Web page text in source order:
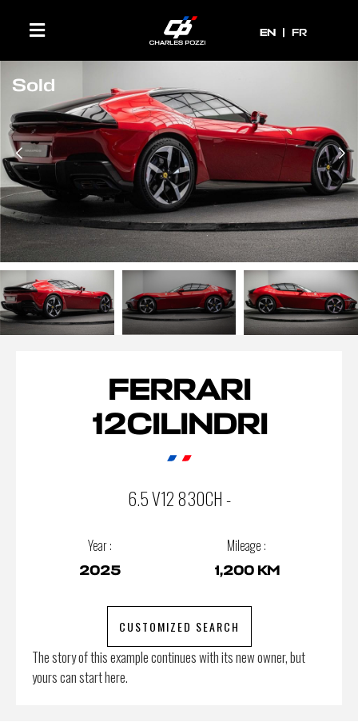
EN
EN FR
Sold
FERRARI
12CILINDRI
6.5 V12 830CH -
Year :
2025
Mileage :
1,200 KM
CUSTOMIZED SEARCH
The story of this example continues with its new owner, but
yours can start here.